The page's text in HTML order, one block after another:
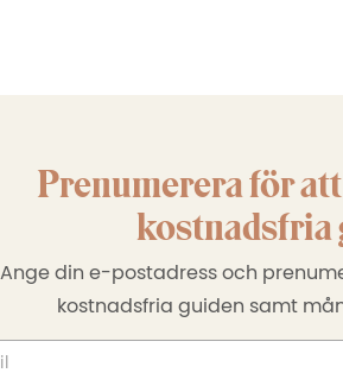
Prenumerera för
kostnadsfria
Ange din e-postadress och
kostnadsfria guiden samt